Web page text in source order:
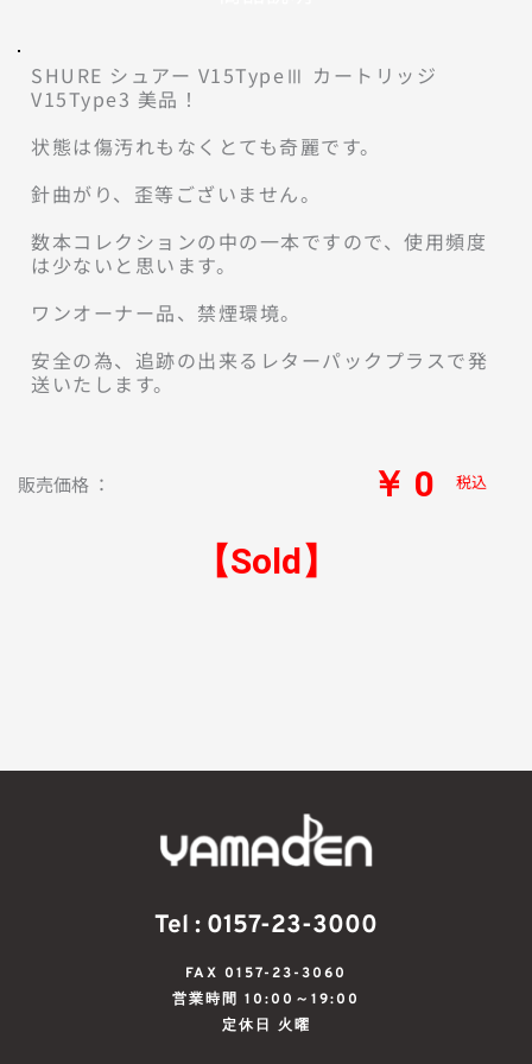
SHURE シュアー V15TypeⅢ カートリッジ
V15Type3 美品！
状態は傷汚れもなくとても奇麗です。
針曲がり、歪等ございません。
数本コレクションの中の一本ですので、使用頻度
は少ないと思います。
ワンオーナー品、禁煙環境。
安全の為、追跡の出来るレターパックプラスで発
送いたします。
販売価格 ： ￥ 0 税込
【Sold】
Tel : 0157-23-3000
FAX 0157-23-3060
営業時間 10:00～19:00
定休日 火曜